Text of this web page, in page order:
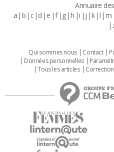
Annuaire
a b c d e f g h i j k l m
Qui sommes nous Contact
Données personnelles
Tous les articles